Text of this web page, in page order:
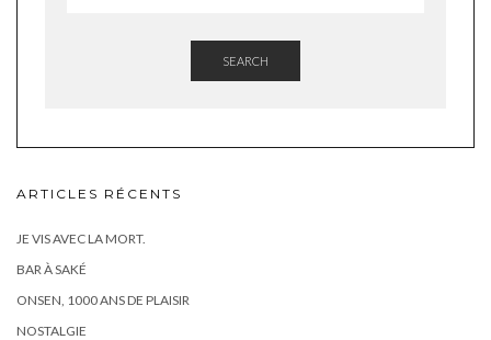
SEARCH
ARTICLES RÉCENTS
JE VIS AVEC LA MORT.
BAR À SAKÉ
ONSEN, 1000 ANS DE PLAISIR
NOSTALGIE